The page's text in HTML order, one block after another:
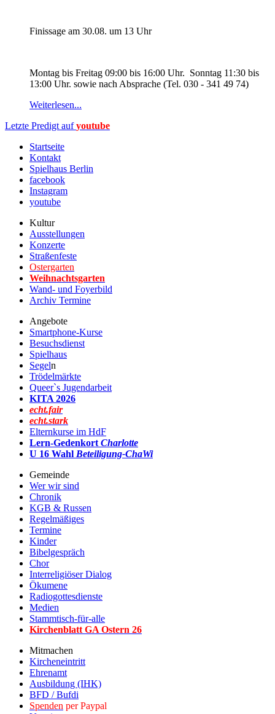
Finissage am 30.08. um 13 Uhr
Montag bis Freitag 09:00 bis 16:00 Uhr. Sonntag 11:30 bis
13:00 Uhr. sowie nach Absprache (Tel. 030 - 341 49 74)
Weiterlesen...
Letzte Predigt auf youtube
Startseite
Kontakt
Spielhaus Berlin
facebook
Instagram
youtube
Kultur
Ausstellungen
Konzerte
Straßenfeste
Ostergarten
Weihnachtsgarten
Wand- und Foyerbild
Archiv Termine
Angebote
Smartphone-Kurse
Besuchsdienst
Spielhaus
Segeln
Trödelmärkte
Queer`s Jugendarbeit
KITA 2026
echt.fair
echt.stark
Elternkurse im HdF
Lern-Gedenkort Charlotte
U 16 Wahl Beteiligung-ChaWi
Gemeinde
Wer wir sind
Chronik
KGB & Russen
Regelmäßiges
Termine
Kinder
Bibelgespräch
Chor
Interreligiöser Dialog
Ökumene
Radiogottesdienste
Medien
Stammtisch-für-alle
Kirchenblatt GA Ostern 26
Mitmachen
Kircheneintritt
Ehrenamt
Ausbildung (IHK)
BFD / Bufdi
Spenden per Paypal